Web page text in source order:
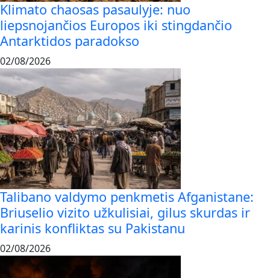
Klimato chaosas pasaulyje: nuo
liepsnojančios Europos iki stingdančio
Antarktidos paradokso
02/08/2026
Talibano valdymo penkmetis Afganistane:
Briuselio vizito užkulisiai, gilus skurdas ir
karinis konfliktas su Pakistanu
02/08/2026